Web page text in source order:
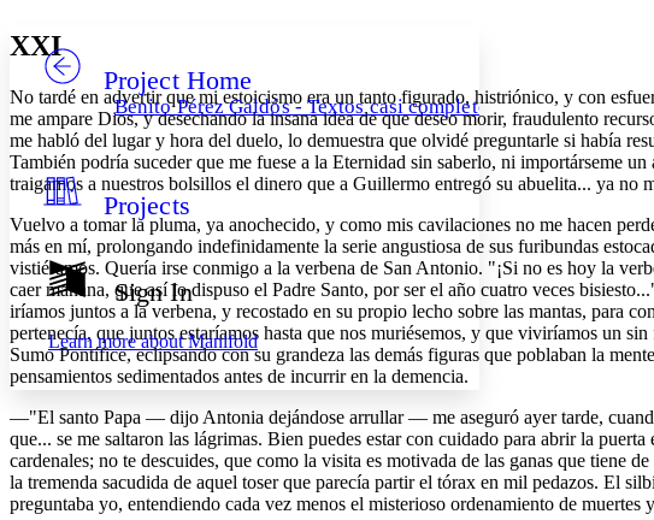
Others
Your highlights
Resources
Show all
Show all Hide all
Decrease font size
Decrease font size Increase font size
Color Scheme
Light
Dark
Annotation contrast
abc Low
abc High
Margins
Increase text margins Decrease text margins
Project Home
Benito Pérez Galdós - Textos casi completos
Projects
Sign In
Learn more aboutManifold
XXI
No tardé en advertir que mi estoicismo era un tanto figurado, histriónico, y con
me ampare Dios, y desechando la insana idea de que deseo morir, fraudulento
me habló del lugar y hora del duelo, lo demuestra que olvidé preguntarle si había
También podría suceder que me fuese a la Eternidad sin saberlo, ni importárseme
traigamos a nuestros bolsillos el dinero que a Guillermo entregó su abuelita... ya no
Vuelvo a tomar la pluma, ya anochecido, y como mis cavilaciones no me hacen
más en mí, prolongando indefinidamente la serie angustiosa de sus furibundas
vistiéramos. Quería irse conmigo a la verbena de San Antonio. "¡Si no es hoy la
caer mañana, que así lo dispuso el Padre Santo, por ser el año cuatro veces
iríamos juntos a la verbena, y recostado en su propio lecho sobre las mantas, para
pertenecía, que juntos estaríamos hasta que nos muriésemos, y que viviríamos un
Sumo Pontífice, eclipsando con su grandeza las demás figuras que poblaban la
pensamientos sedimentados antes de incurrir en la demencia.
—"El santo Papa — dijo Antonia dejándose arrullar — me aseguró ayer tarde,
que... se me saltaron las lágrimas. Bien puedes estar con cuidado para abrir la
cardenales; no te descuides, que como la visita es motivada de las ganas que tiene
la tremenda sacudida de aquel toser que parecía partir el tórax en mil pedazos. El
preguntaba yo, entendiendo cada vez menos el misterioso ordenamiento de muertes